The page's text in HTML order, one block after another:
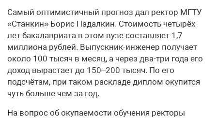
Самый оптимистичный прогноз дал ректор МГТУ
«Станкин» Борис Падалкин. Стоимость четырёх
лет бакалавриата в этом вузе составляет 1,7
миллиона рублей. Выпускник-инженер получает
около 100 тысяч в месяц, а через два-три года его
доход вырастает до 150–200 тысяч. По его
подсчётам, при таком раскладе диплом окупится
чуть больше чем за год.
На вопрос об окупаемости обучения ректоры